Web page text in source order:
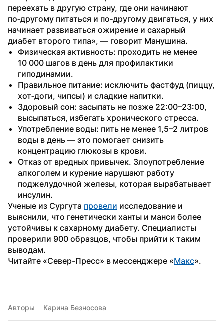
переехать в другую страну, где они начинают
по‑другому питаться и по‑другому двигаться, у них
начинает развиваться ожирение и сахарный
диабет второго типа», — говорит Манушина.
Физическая активность: проходить не менее
10 000 шагов в день для профилактики
гиподинамии.
Правильное питание: исключить фастфуд (пиццу,
хот‑доги, чипсы) и сладкие напитки.
Здоровый сон: засыпать не позже 22:00–23:00,
высыпаться, избегать хронического стресса.
Употребление воды: пить не менее 1,5–2 литров
воды в день — это помогает снизить
концентрацию глюкозы в крови.
Отказ от вредных привычек. Злоупотребление
алкоголем и курение нарушают работу
поджелудочной железы, которая вырабатывает
инсулин.
Ученые из Сургута провели исследование и
выяснили, что генетически ханты и манси более
устойчивы к сахарному диабету. Специалисты
проверили 900 образцов, чтобы прийти к таким
выводам.
Читайте «Север-Пресс» в мессенджере «Макс».
Авторы Карина Безносова